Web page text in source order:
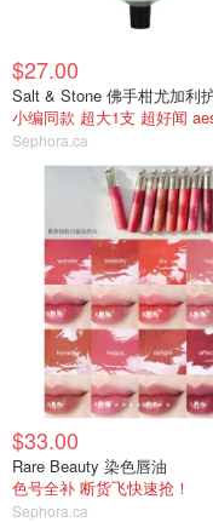
$27.00
Sephora.ca
$33.00
Rare Beauty 染色唇油
色号全补 断货飞快速抢！
Sephora.ca